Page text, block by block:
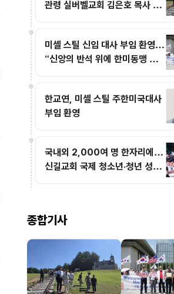
관령 실버벨교회 김은호 목사 특
미셸 스틸 신임 대사 부임 환영…
“신앙의 반석 위에 한미동맹 새
한교연, 미셸 스틸 주한미국대사
부임 환영
국내외 2,000여 명 한자리에…
신길교회 국제 청소년·청년 성령
종합기사